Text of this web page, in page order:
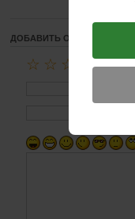
ДОБАВИТЬ ОТЗЫВ
☆
☆
☆
☆
☆